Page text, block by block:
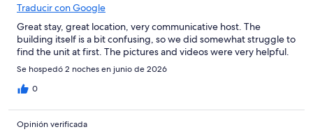
Traducir con Google
Great stay, great location, very communicative host. The
building itself is a bit confusing, so we did somewhat struggle to
find the unit at first. The pictures and videos were very helpful.
Se hospedó 2 noches en junio de 2026
0
Opinión verificada